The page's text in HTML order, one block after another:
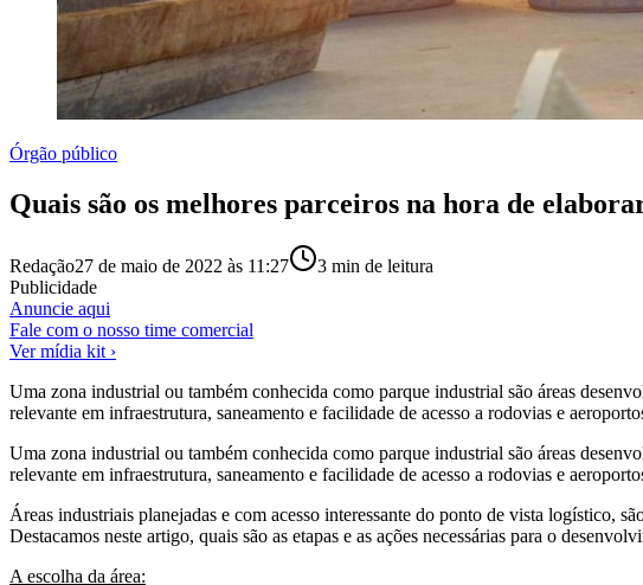
Órgão público
Quais são os melhores parceiros na hora de
Redação27 de maio de 2022 às 11:27 3 min de leitura
Publicidade
Anuncie aqui
Fale com o nosso time comercial
Ver mídia kit ›
Uma zona industrial ou também conhecida como parque industrial são áreas
relevante em infraestrutura, saneamento e facilidade de acesso a rodovias e
Uma zona industrial ou também conhecida como parque industrial são áreas
relevante em infraestrutura, saneamento e facilidade de acesso a rodovias e
Áreas industriais planejadas e com acesso interessante do ponto de vista logístico,
Destacamos neste artigo, quais são as etapas e as ações necessárias para o
A escolha da área: